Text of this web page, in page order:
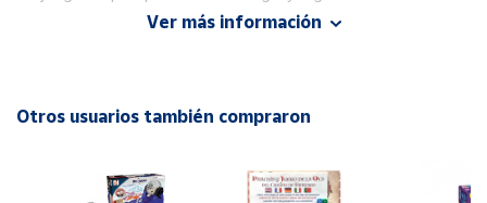
vendedor
Cuenta
Para más de 6 años. De 2 a 4 jugadores.
Ver más información
Otros usuarios también compraron